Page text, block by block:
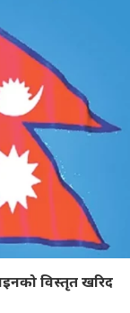
विस्तृत खरिद